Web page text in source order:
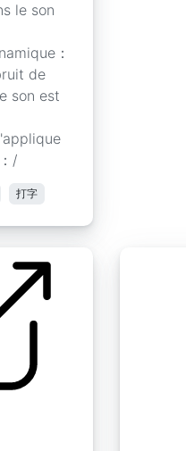
le son
：
de
son est
/
打字